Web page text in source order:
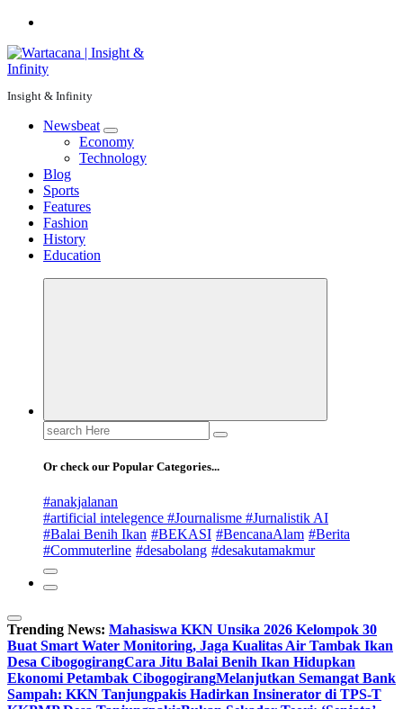
Insight & Infinity
Newsbeat
Economy
Technology
Blog
Sports
Features
Fashion
History
Education
Search
for:
Or check our Popular Categories...
#anakjalanan
#artificial intelegence #Journalisme #Jurnalistik AI
#Balai Benih Ikan #BEKASI #BencanaAlam #Berita
#Commuterline #desabolang #desakutamakmur
Trending News: Mahasiswa KKN Unsika 2026 Kelompok 30
Buat Smart Water Monitoring, Jaga Kualitas Air Tambak Ikan
Desa CibogogirangCara Jitu Balai Benih Ikan Hidupkan
Ekonomi Petambak CibogogirangMelanjutkan Semangat Bank
Sampah: KKN Tanjungpakis Hadirkan Insinerator di TPS-T